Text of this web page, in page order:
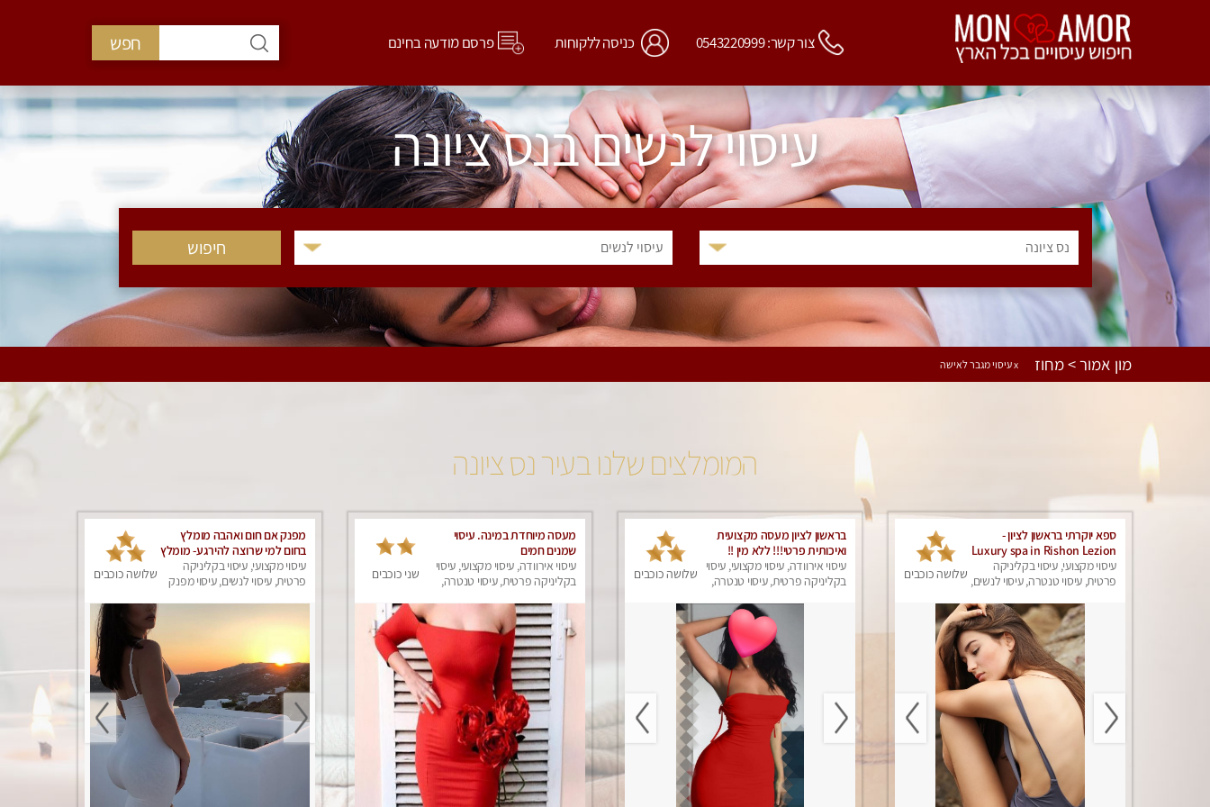
צור קשר: 0543220999 כניסה ללקוחות פרסם מודעה בחינם חפש
עיסוי לנשים בנס ציונה
נס ציונה עיסוי לנשים
מון אמור > מחוז x עיסוי מגבר לאישה
המומלצים שלנו בעיר נס ציונה
ספא יוקרתי בראשון לציון -
Luxury spa in Rishon Lezion
עיסוי מקצועי, עיסוי בקליניקה
פרטית, עיסוי טנטרה, עיסוי לנשים, שלושה כוכבים
בראשון לציון מעסה מקצועית
ואיכותית פרטי!!! ללא מין !!
עיסוי אירוודה, עיסוי מקצועי, עיסוי
בקליניקה פרטית, עיסוי טנטרה,
שלושה כוכבים
מעסה מיוחדת במינה. עיסוי
שמנים חמים
עיסוי אירוודה, עיסוי מקצועי, עיסוי
בקליניקה פרטית, עיסוי טנטרה,
שני כוכבים
מפנק אם חום ואהבה מומלץ
בחום למי שרוצה להירגע- מומלץ
לחלוטין! פרטי!
עיסוי מקצועי, עיסוי בקליניקה
פרטית, עיסוי לנשים, עיסוי מפנק
שלושה כוכבים